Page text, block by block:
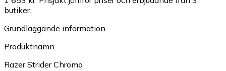
butiker.
Grundläggande information
Produktnamn
Razer Strider Chroma